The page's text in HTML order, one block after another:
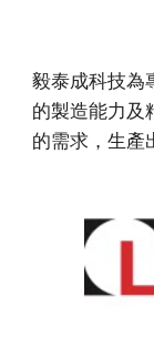
毅泰成科技為
的製造能力及
的需求，生產